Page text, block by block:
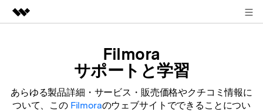
法人・教育・パートナー
概要
ソリューション
企業情報
Filmora
サポートと学習
あらゆる製品詳細・サービス・販売価格やクチコミ情報に
ついて、この Filmoraのウェブサイトでできることについ